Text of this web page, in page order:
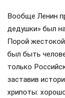
Вообще Ленин
дедушки» был
Порой
был быть
только
заставив
хрипоты: